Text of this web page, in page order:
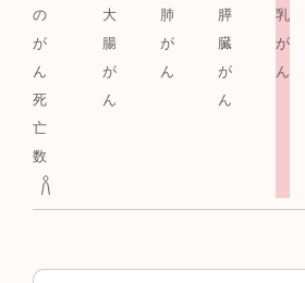
の
が
ん
死
亡
数
大
腸
が
ん
肺
が
ん
膵
臓
が
ん
乳
が
ん